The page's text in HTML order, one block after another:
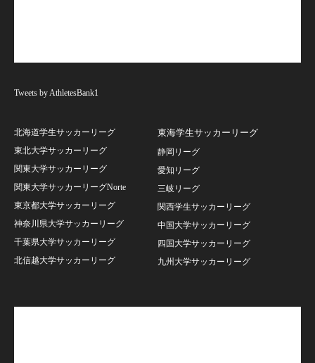
Tweets by AthletesBank1
北海道学生サッカーリーグ
東北大学サッカーリーグ
関東大学サッカーリーグ
関東大学サッカーリーグNorte
東京都大学サッカーリーグ
神奈川県大学サッカーリーグ
千葉県大学サッカーリーグ
北信越大学サッカーリーグ
東海学生サッカーリーグ
静岡リーグ
愛知リーグ
三岐リーグ
関西学生サッカーリーグ
中国大学サッカーリーグ
四国大学サッカーリーグ
九州大学サッカーリーグ